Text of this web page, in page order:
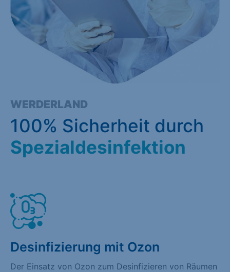
WERDERLAND
100% Sicherheit durch
Spezialdesinfektion
Desinfizierung mit Ozon
Der Einsatz von Ozon zum Desinfizieren von Räumen